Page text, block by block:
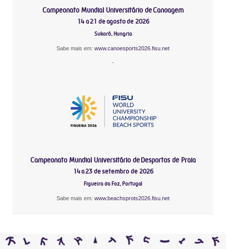
Campeonato Mundial Universitário de Canoagem
14 a 21 de agosto de 2026
Sukoró, Hungria
Sabe mais em: www.canoesports2026.fisu.net
-
Campeonato Mundial Universitário de Desportos de Praia
14 a 23 de setembro de 2026
Figueira da Foz, Portugal
Sabe mais em: www.beachsprots2026.fisu.net